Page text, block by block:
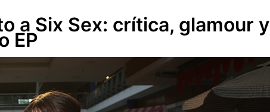
a Six Sex: crítica, glamour y
EP